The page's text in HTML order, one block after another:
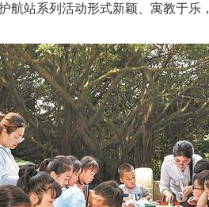
站系列活动形式新颖、寓教于乐